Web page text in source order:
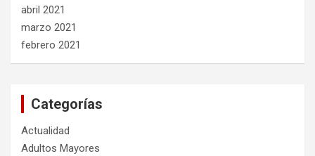
abril 2021
marzo 2021
febrero 2021
Categorías
Actualidad
Adultos Mayores